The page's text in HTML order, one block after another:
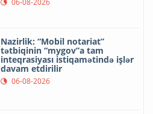
06-08-2026
Nazirlik: “Mobil notariat”
tətbiqinin “mygov”a tam
inteqrasiyası istiqamətində işlər
davam etdirilir
06-08-2026